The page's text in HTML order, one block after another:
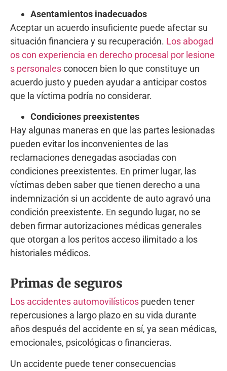
Asentamientos inadecuados
Aceptar un acuerdo insuficiente puede afectar su
situación financiera y su recuperación. Los abogad
os con experiencia en derecho procesal por lesione
s personalesconocen bien lo que constituye un
acuerdo justo y pueden ayudar a anticipar costos
que la víctima podría no considerar.
Condiciones preexistentes
Hay algunas maneras en que las partes lesionadas
pueden evitar los inconvenientes de las
reclamaciones denegadas asociadas con
condiciones preexistentes. En primer lugar, las
víctimas deben saber que tienen derecho a una
indemnización si un accidente de auto agravó una
condición preexistente. En segundo lugar, no se
deben firmar autorizaciones médicas generales
que otorgan a los peritos acceso ilimitado a los
historiales médicos.
Primas de seguros
Los accidentes automovilísticos pueden tener
repercusiones a largo plazo en su vida durante
años después del accidente en sí, ya sean médicas,
emocionales, psicológicas o financieras.
Un accidente puede tener consecuencias